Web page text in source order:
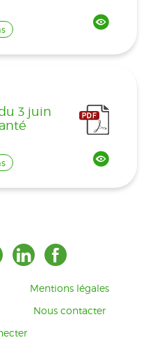
3 juin
Mentions légales
Nous contacter